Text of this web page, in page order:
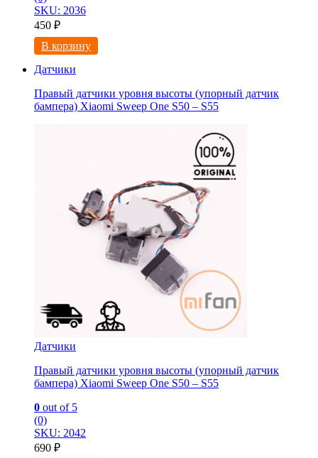
SKU: 2036
450 ₽
В корзину
Датчики
Правый датчики уровня высоты (упорный датчик
бампера) Xiaomi Sweep One S50 – S55
Датчики
Правый датчики уровня высоты (упорный датчик
бампера) Xiaomi Sweep One S50 – S55
0 out of 5
(0)
SKU: 2042
690 ₽